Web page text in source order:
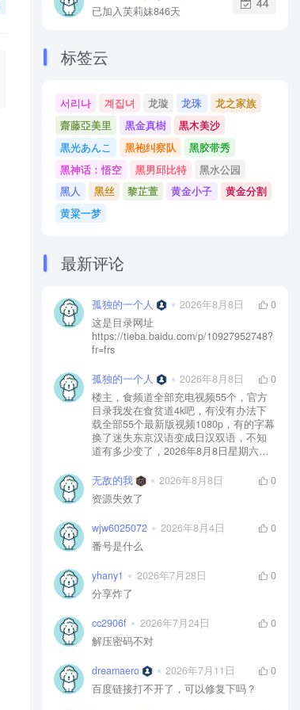
已加入芙莉妹846天
标签云
서리나 계집녀 龙璇 龙珠
龙之家族
齋藤亞美里
黒金真樹
黒木美沙
黒光あんこ
黑袍纠察队
黑胶带秀
黑神话：悟空
黑男邱比特
黑水公园
黑人
黑丝 黎芷萱 黄金小子
黄金分割
黄粱一梦
最新评论
孤独的一个人 2026年8月8日
0
这是目录网址
https://tieba.baidu.com/p/10927952748?
fr=frs
孤独的一个人 2026年8月8日
0
楼主，食频道全部充电视频55个，官方
目录我发在食贫道4k吧，有没有办法下
载全部55个最新版视频1080p，有的字幕
换了迷失东京汉语变成日汉双语，不知
道有多少变了，2026年8月8日星期六拜
1080p
无敌的我 2026年8月8日
0
资源失效了
wjw6025072 2026年8月4日
0
番号是什么
yhany1 2026年7月28日
0
分享炸了
cc2906f 2026年7月24日
0
解压密码不对
dreamaero 2026年7月11日
0
百度链接打不开了，可以修复下吗？